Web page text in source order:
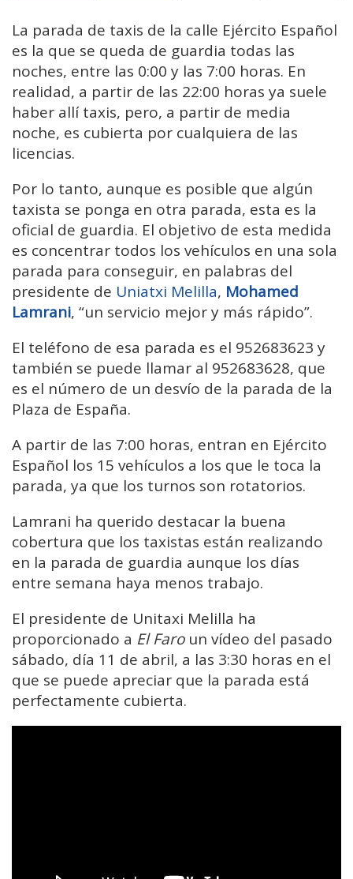
La parada de taxis de la calle Ejército Español
es la que se queda de guardia todas las
noches, entre las 0:00 y las 7:00 horas. En
realidad, a partir de las 22:00 horas ya suele
haber allí taxis, pero, a partir de media
noche, es cubierta por cualquiera de las
licencias.
Por lo tanto, aunque es posible que algún
taxista se ponga en otra parada, esta es la
oficial de guardia. El objetivo de esta medida
es concentrar todos los vehículos en una sola
parada para conseguir, en palabras del
presidente de Uniatxi Melilla, Mohamed
Lamrani, “un servicio mejor y más rápido”.
El teléfono de esa parada es el 952683623 y
también se puede llamar al 952683628, que
es el número de un desvío de la parada de la
Plaza de España.
A partir de las 7:00 horas, entran en Ejército
Español los 15 vehículos a los que le toca la
parada, ya que los turnos son rotatorios.
Lamrani ha querido destacar la buena
cobertura que los taxistas están realizando
en la parada de guardia aunque los días
entre semana haya menos trabajo.
El presidente de Unitaxi Melilla ha
proporcionado a El Faroun vídeo del pasado
sábado, día 11 de abril, a las 3:30 horas en el
que se puede apreciar que la parada está
perfectamente cubierta.